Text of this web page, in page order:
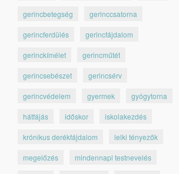
gerincbetegség gerinccsatorna
gerincferdülés gerincfájdalom
gerinckímélet gerincműtét
gerincsebészet gerincsérv
gerincvédelem gyermek gyógytorna
hátfájás időskor iskolakezdés
krónikus derékfájdalom lelki tényezők
megelőzés mindennapi testnevelés